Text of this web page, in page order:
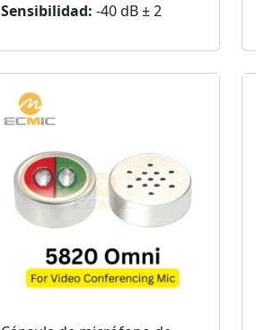
Sensibilidad: -40 dB ± 2